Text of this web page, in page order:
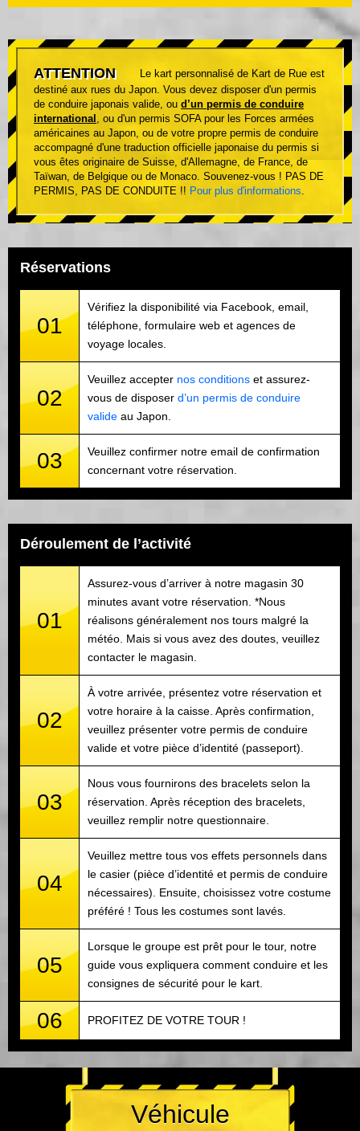
ATTENTION
Le kart personnalisé de Kart de Rue est
destiné aux rues du Japon. Vous devez disposer d'un permis
de conduire japonais valide, ou d’un permis de conduire
international
, ou d'un permis SOFA pour les Forces armées
américaines au Japon, ou de votre propre permis de conduire
accompagné d'une traduction officielle japonaise du permis si
vous êtes originaire de Suisse, d'Allemagne, de France, de
Taïwan, de Belgique ou de Monaco. Souvenez-vous ! PAS DE
PERMIS, PAS DE CONDUITE !! Pour plus d'informations
Réservations
01
Vérifiez la disponibilité via Facebook, email,
téléphone, formulaire web et agences de
voyage locales.
02
Veuillez accepter nos conditions et assurez-
vous de disposer d’un permis de conduire
valide au Japon.
03
Veuillez confirmer notre email de confirmation
concernant votre réservation.
Déroulement de l’activité
01
Assurez-vous d’arriver à notre magasin 30
minutes avant votre réservation. *Nous
réalisons généralement nos tours malgré la
météo. Mais si vous avez des doutes, veuillez
contacter le magasin.
02
À votre arrivée, présentez votre réservation et
votre horaire à la caisse. Après confirmation,
veuillez présenter votre permis de conduire
valide et votre pièce d’identité (passeport).
03
Nous vous fournirons des bracelets selon la
réservation. Après réception des bracelets,
veuillez remplir notre questionnaire.
04
Veuillez mettre tous vos effets personnels dans
le casier (pièce d’identité et permis de conduire
nécessaires). Ensuite, choisissez votre costume
préféré ! Tous les costumes sont lavés.
05
Lorsque le groupe est prêt pour le tour, notre
guide vous expliquera comment conduire et les
consignes de sécurité pour le kart.
06 PROFITEZ DE VOTRE TOUR !
Véhicule